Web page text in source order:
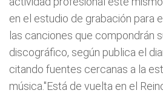
en el estudio de grabación para
las canciones que compondrán
discográfico, según publica el
citando fuentes cercanas a la
música."Está de vuelta en el